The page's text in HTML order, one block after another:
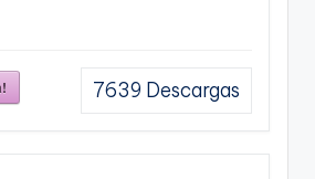
7639 Descargas